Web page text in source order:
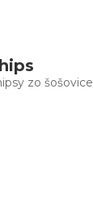
zo šošovice